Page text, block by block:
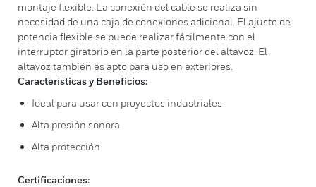
montaje flexible. La conexión del cable se realiza sin
necesidad de una caja de conexiones adicional. El ajuste de
potencia flexible se puede realizar fácilmente con el
interruptor giratorio en la parte posterior del altavoz. El
altavoz también es apto para uso en exteriores.
Características y Beneficios:
Ideal para usar con proyectos industriales
Alta presión sonora
Alta protección
Certificaciones: